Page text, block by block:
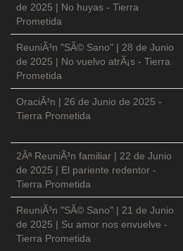
de 2025 | No huyas - Tierra
Prometida
ReuniÃ³n "SÃ© Sano" | 28 de Junio
de 2025 | No vuelvo atrÃ¡s - Tierra
Prometida
OraciÃ³n | 26 de Junio de 2025 -
Tierra Prometida
2Âª ReuniÃ³n familiar | 22 de Junio
de 2025 | El pariente redentor -
Tierra Prometida
ReuniÃ³n "SÃ© Sano" | 21 de Junio
de 2025 | Su amor nos envuelve -
Tierra Prometida